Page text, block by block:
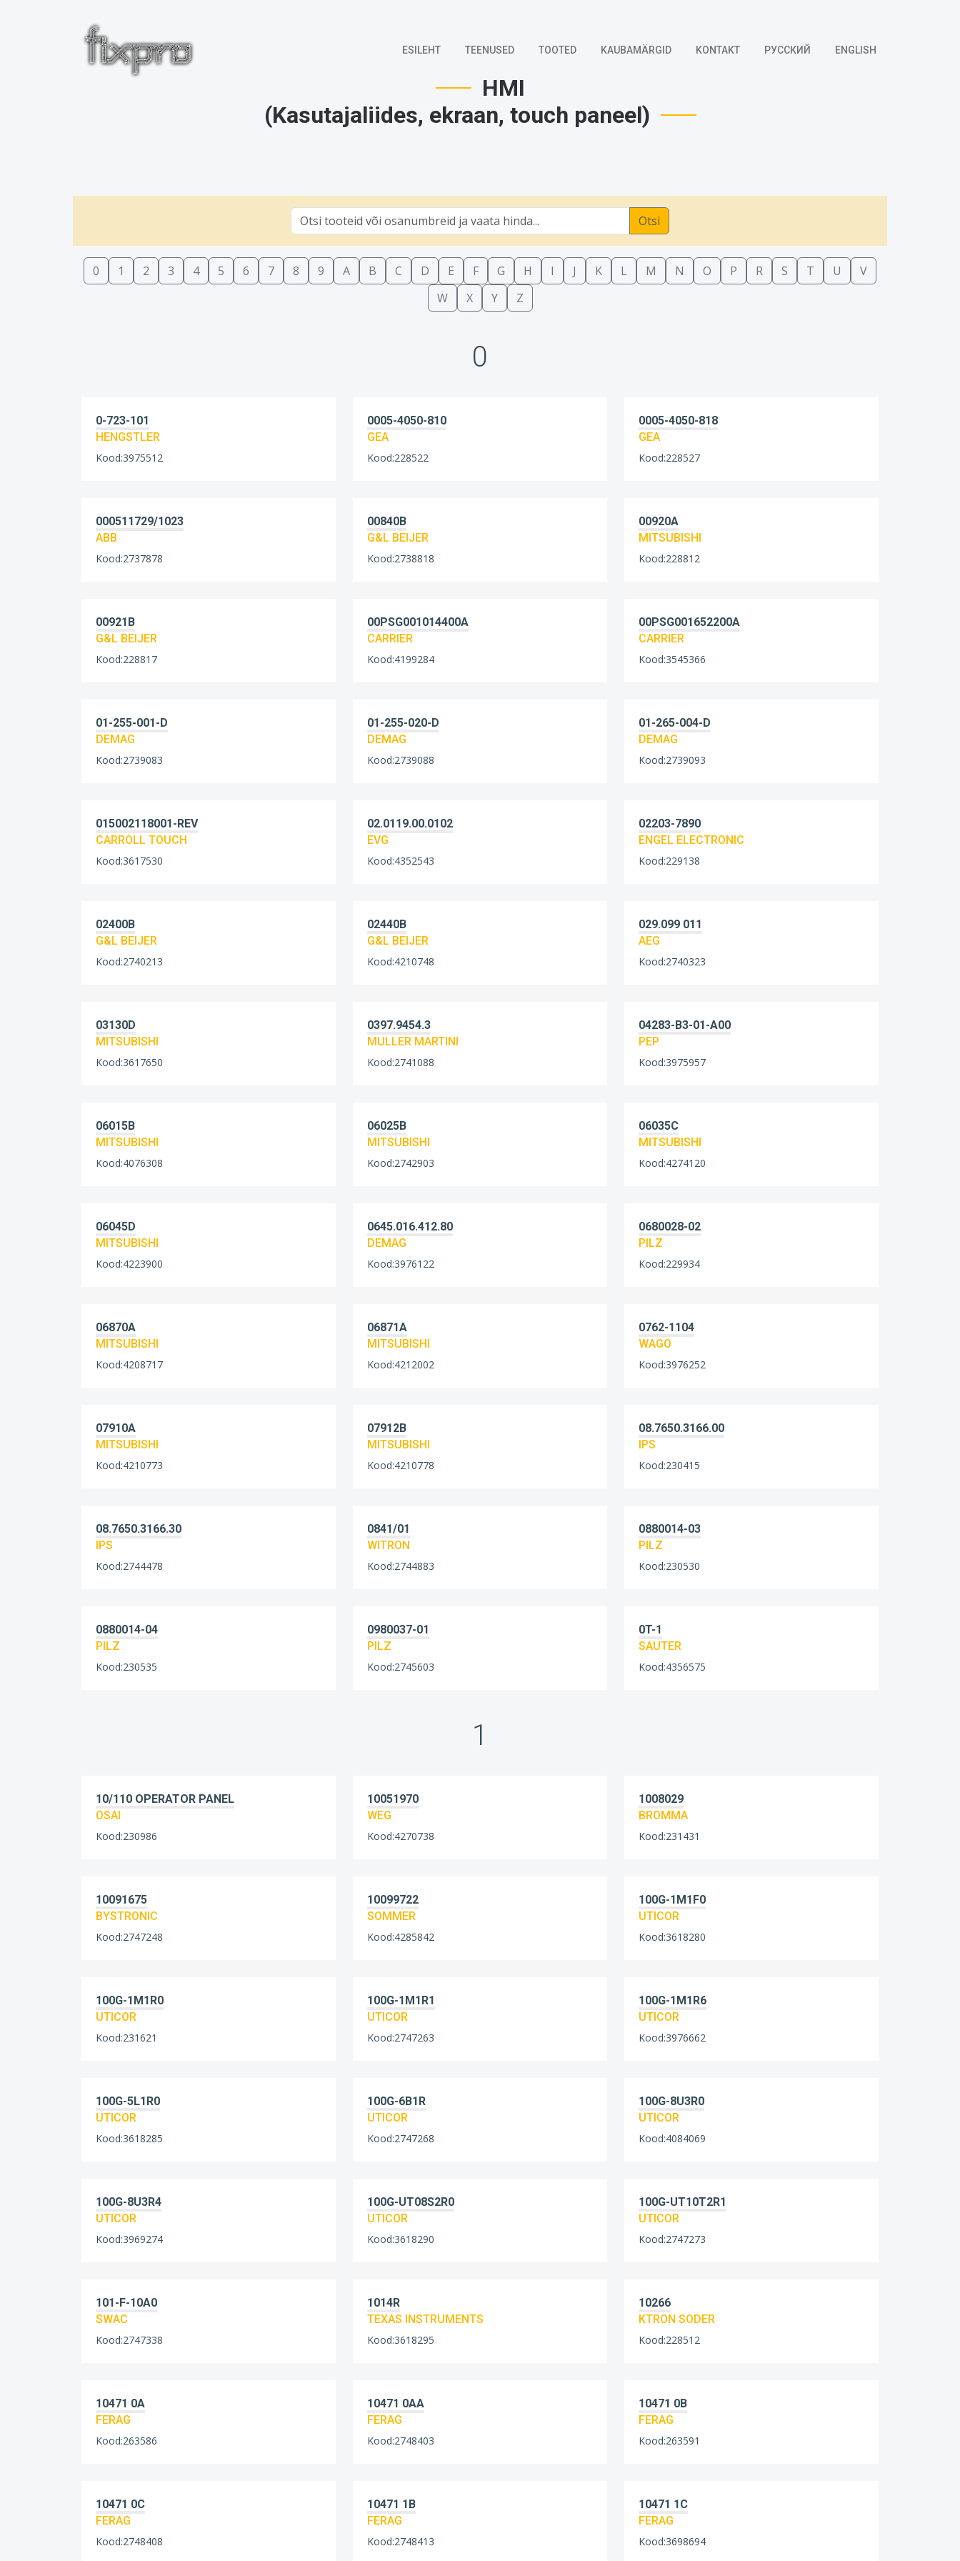
ESILEHT TEENUSED TOOTED KAUBAMÄRGID KONTAKT РУССКИЙ ENGLISH
HMI
(Kasutajaliides, ekraan, touch paneel)
Otsi
0 1 2 3 4 5 6 7 8 9 A B C D E F G H I J K L M N O P R S T U
V
W
X Y Z
0
0-723-101
HENGSTLER
Kood:3975512
0005-4050-810
GEA
Kood:228522
0005-4050-818
GEA
Kood:228527
000511729/1023
ABB
Kood:2737878
00840B
G&L BEIJER
Kood:2738818
00920A
MITSUBISHI
Kood:228812
00921B
G&L BEIJER
Kood:228817
00PSG001014400A
CARRIER
Kood:4199284
00PSG001652200A
CARRIER
Kood:3545366
01-255-001-D
DEMAG
Kood:2739083
01-255-020-D
DEMAG
Kood:2739088
01-265-004-D
DEMAG
Kood:2739093
015002118001-REV
CARROLL TOUCH
Kood:3617530
02.0119.00.0102
EVG
Kood:4352543
02203-7890
ENGEL ELECTRONIC
Kood:229138
02400B
G&L BEIJER
Kood:2740213
02440B
G&L BEIJER
Kood:4210748
029.099 011
AEG
Kood:2740323
03130D
MITSUBISHI
Kood:3617650
0397.9454.3
MULLER MARTINI
Kood:2741088
04283-B3-01-A00
PEP
Kood:3975957
06015B
MITSUBISHI
Kood:4076308
06025B
MITSUBISHI
Kood:2742903
06035C
MITSUBISHI
Kood:4274120
06045D
MITSUBISHI
Kood:4223900
0645.016.412.80
DEMAG
Kood:3976122
0680028-02
PILZ
Kood:229934
06870A
MITSUBISHI
Kood:4208717
06871A
MITSUBISHI
Kood:4212002
0762-1104
WAGO
Kood:3976252
07910A
MITSUBISHI
Kood:4210773
07912B
MITSUBISHI
Kood:4210778
08.7650.3166.00
IPS
Kood:230415
08.7650.3166.30
IPS
Kood:2744478
0841/01
WITRON
Kood:2744883
0880014-03
PILZ
Kood:230530
0880014-04
PILZ
Kood:230535
0980037-01
PILZ
Kood:2745603
0T-1
SAUTER
Kood:4356575
1
10/110 OPERATOR PANEL
OSAI
Kood:230986
10051970
WEG
Kood:4270738
1008029
BROMMA
Kood:231431
10091675
BYSTRONIC
Kood:2747248
10099722
SOMMER
Kood:4285842
100G-1M1F0
UTICOR
Kood:3618280
100G-1M1R0
UTICOR
Kood:231621
100G-1M1R1
UTICOR
Kood:2747263
100G-1M1R6
UTICOR
Kood:3976662
100G-5L1R0
UTICOR
Kood:3618285
100G-6B1R
UTICOR
Kood:2747268
100G-8U3R0
UTICOR
Kood:4084069
100G-8U3R4
UTICOR
Kood:3969274
100G-UT08S2R0
UTICOR
Kood:3618290
100G-UT10T2R1
UTICOR
Kood:2747273
101-F-10A0
SWAC
Kood:2747338
1014R
TEXAS INSTRUMENTS
Kood:3618295
10266
KTRON SODER
Kood:228512
10471 0A
FERAG
Kood:263586
10471 0AA
FERAG
Kood:2748403
10471 0B
FERAG
Kood:263591
10471 0C
FERAG
Kood:2748408
10471 1B
FERAG
Kood:2748413
10471 1C
FERAG
Kood:3698694